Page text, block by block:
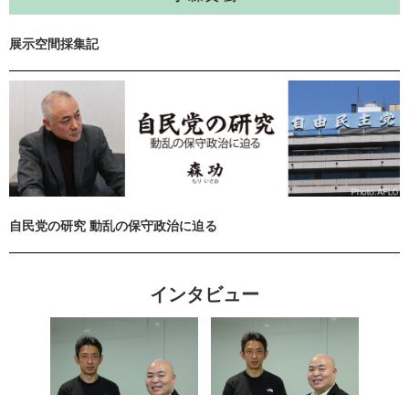
展示空間採集記
自民党の研究 動乱の保守政治に迫る
インタビュー